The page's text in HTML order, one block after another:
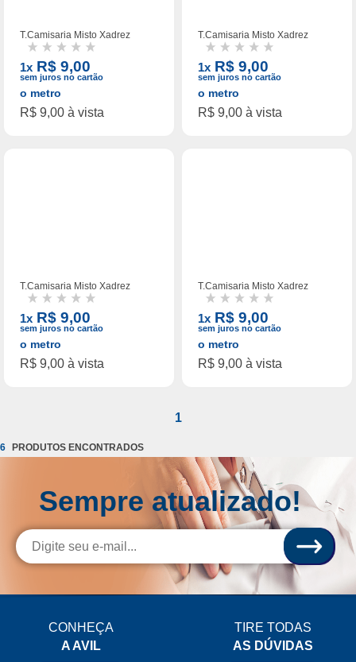
T.Camisaria Misto Xadrez
Est.68/1
1x R$ 9,00
sem juros no cartão
o metro
R$ 9,00 à vista
T.Camisaria Misto Xadrez
Est.69/1
1x R$ 9,00
sem juros no cartão
o metro
R$ 9,00 à vista
T.Camisaria Misto Xadrez
Est.107/1
1x R$ 9,00
sem juros no cartão
o metro
R$ 9,00 à vista
T.Camisaria Misto Xadrez
Est.03/1
1x R$ 9,00
sem juros no cartão
o metro
R$ 9,00 à vista
1
6
Sempre atualizado!
CONHEÇA
A AVIL
TIRE TODAS
AS DÚVIDAS